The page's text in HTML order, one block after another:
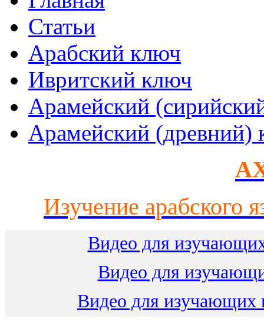
Статьи
Арабский ключ
Ивритский ключ
Арамейский
Арамейский (древний)
Изучение арабского
Видео для
Видео для
Видео для изучающих